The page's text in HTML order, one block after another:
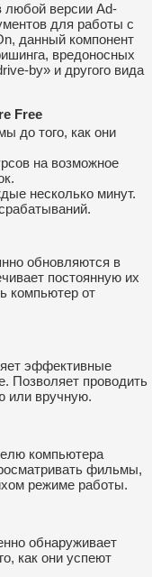
любой версии Ad-
для работы с
данный компонент
вредоносных
by» и другого вида
Free
до того, как они
на возможное
несколько минут.
обновляются в
постоянную их
компьютер от
эффективные
Позволяет проводить
или вручную.
компьютера
фильмы,
режиме работы.
обнаруживает
как они успеют